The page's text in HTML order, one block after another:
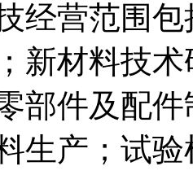
营范围包
新材料技
部件及配
生产；试